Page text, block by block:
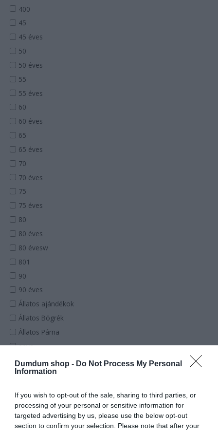
Dumdum shop - Do Not Process My Personal
Information
If you wish to opt-out of the sale, sharing to third parties, or
processing of your personal or sensitive information for
targeted advertising by us, please use the below opt-out
section to confirm your selection. Please note that after your
400
45
45 éves
50
50 éves
55
55 éves
60
60 éves
65
65 éves
70
70 éves
75
75 éves
80
80 éves
80 évesw
801
90
90 éves
Állatos ajándékok
Állatos Bögrék
Állatos Párna
anya
Anyának párna
Anyának póló
Apának párna
Apának póló
Baba - Body Rugdalózó